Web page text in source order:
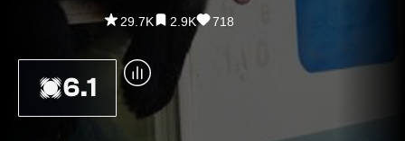
29.7K 2.9K 718
6.1